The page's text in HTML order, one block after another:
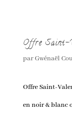
Offre Saint-
parGwénaël
Offre Saint-
en noir & blanc